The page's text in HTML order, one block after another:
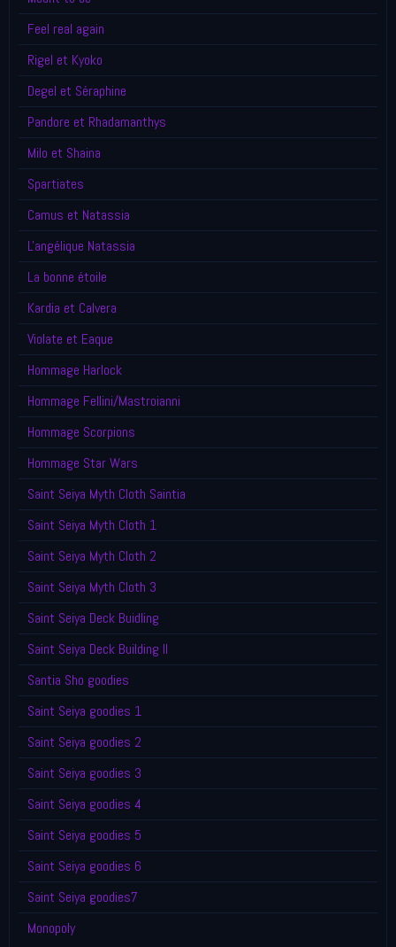
Feel real again
Rigel et Kyoko
Degel et Séraphine
Pandore et Rhadamanthys
Milo et Shaina
Spartiates
Camus et Natassia
L'angélique Natassia
La bonne étoile
Kardia et Calvera
Violate et Eaque
Hommage Harlock
Hommage Fellini/Mastroianni
Hommage Scorpions
Hommage Star Wars
Saint Seiya Myth Cloth Saintia
Saint Seiya Myth Cloth 1
Saint Seiya Myth Cloth 2
Saint Seiya Myth Cloth 3
Saint Seiya Deck Buidling
Saint Seiya Deck Building II
Santia Sho goodies
Saint Seiya goodies 1
Saint Seiya goodies 2
Saint Seiya goodies 3
Saint Seiya goodies 4
Saint Seiya goodies 5
Saint Seiya goodies 6
Saint Seiya goodies7
Monopoly